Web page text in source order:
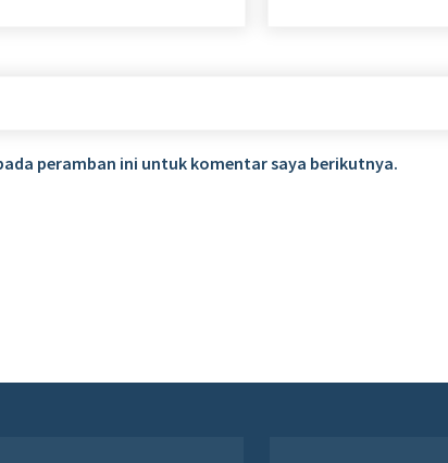
peramban ini untuk komentar saya berikutnya.